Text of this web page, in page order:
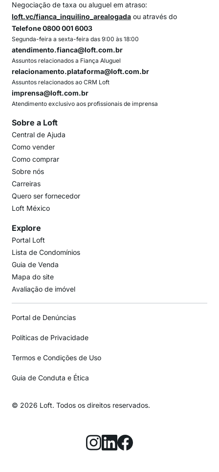
Negociação de taxa ou aluguel em atraso:
loft.vc/fianca_inquilino_arealogada ou através do
Telefone 0800 001 6003
Segunda-feira a sexta-feira das 9:00 às 18:00
atendimento.fianca@loft.com.br
Assuntos relacionados a Fiança Aluguel
relacionamento.plataforma@loft.com.br
Assuntos relacionados ao CRM Loft
imprensa@loft.com.br
Atendimento exclusivo aos profissionais de imprensa
Sobre a Loft
Central de Ajuda
Como vender
Como comprar
Sobre nós
Carreiras
Quero ser fornecedor
Loft México
Explore
Portal Loft
Lista de Condomínios
Guia de Venda
Mapa do site
Avaliação de imóvel
Portal de Denúncias
Políticas de Privacidade
Termos e Condições de Uso
Guia de Conduta e Ética
© 2026 Loft. Todos os direitos reservados.